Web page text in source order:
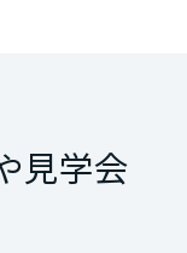
見学会